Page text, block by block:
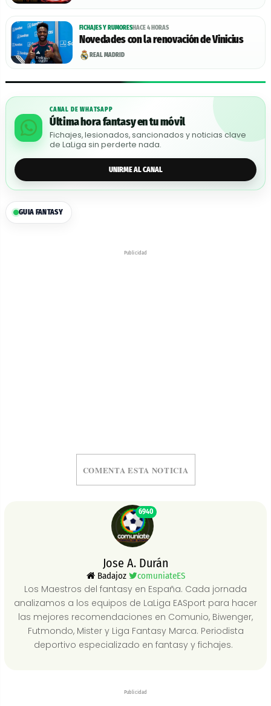
FICHAJES Y RUMORESHACE 4 HORAS
Novedades con la renovación de Vinicius
REAL MADRID
CANAL DE WHATSAPP
Última hora fantasy en tu móvil
Fichajes, lesionados, sancionados y noticias clave
de LaLiga sin perderte nada.
UNIRME AL CANAL
GUIA FANTASY
Publicidad
COMENTA ESTA NOTICIA
6940
Jose A. Durán
Badajoz comuniateES
Los Maestros del fantasy en España. Cada jornada
analizamos a los equipos de LaLiga EASport para hacer
las mejores recomendaciones en Comunio, Biwenger,
Futmondo, Mister y Liga Fantasy Marca. Periodista
deportivo especializado en fantasy y fichajes.
Publicidad